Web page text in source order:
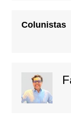
Colunistas